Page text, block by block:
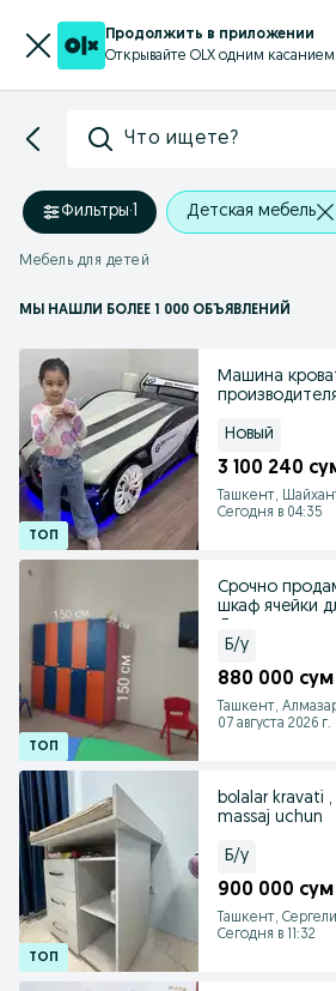
Продолжить в приложении
Открывайте OLX одним касанием
Что ищете?
Фильтры·1 Детская мебель
Мебель для детей
МЫ НАШЛИ БОЛЕЕ 1 000 ОБЪЯВЛЕНИЙ
Машина
Новый
3 100 240
Ташкент,
Сегодня в 04:35
Срочно
шкаф ячейки
Б/у
880 000 сум
Ташкент,
07 августа 2026 г.
bolalar kravati , detskiy kushetka
massaj uchun
Б/у
900 000 сум
Ташкент,
Сегодня в 11:32